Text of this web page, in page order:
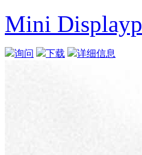
Mini
询问 下载 详细信息